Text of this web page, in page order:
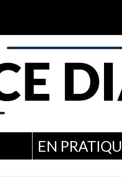
EN